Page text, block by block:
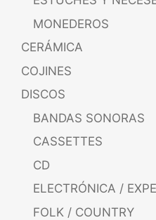
MONEDEROS
CERÁMICA
COJINES
DISCOS
BANDAS SONORAS
CASSETTES
CD
ELECTRÓNICA /
FOLK / COUNTRY